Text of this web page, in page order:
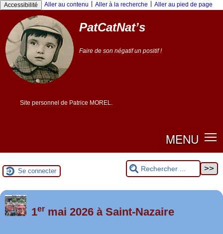
Accessibilité Aller au contenu Aller à la recherche Aller au pied de page
PatCatNat’s
Faire de son négatif un positif !
Site personnel de Patrice MOREL.
MENU
Se connecter
Foutez-nous la paix !
1ermai 2026 à Saint-Nazaire